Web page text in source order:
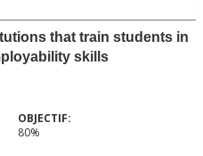
that train students in
skills
80%